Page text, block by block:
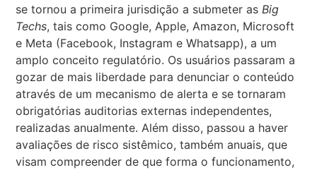
se tornou a primeira jurisdição a submeter as Big
Techs, tais como Google, Apple, Amazon, Microsoft
e Meta (Facebook, Instagram e Whatsapp), a um
amplo conceito regulatório. Os usuários passaram a
gozar de mais liberdade para denunciar o conteúdo
através de um mecanismo de alerta e se tornaram
obrigatórias auditorias externas independentes,
realizadas anualmente. Além disso, passou a haver
avaliações de risco sistêmico, também anuais, que
visam compreender de que forma o funcionamento,